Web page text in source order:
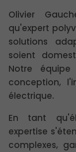
Olivier
qu'expert
solutions
soient
Notre
conception,
électrique.
En tant
expertise
complexes,